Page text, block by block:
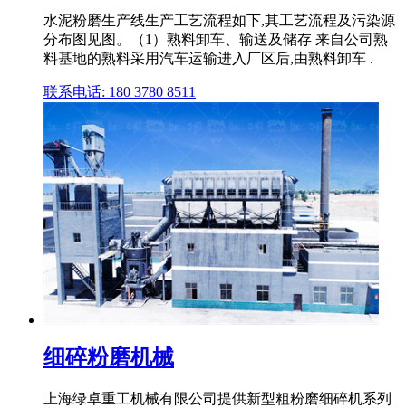
水泥粉磨生产线生产工艺流程如下,其工艺流程及污染源
分布图见图。（1）熟料卸车、输送及储存 来自公司熟
料基地的熟料采用汽车运输进入厂区后,由熟料卸车 .
联系电话: 180 3780 8511
细碎粉磨机械
上海绿卓重工机械有限公司提供新型粗粉磨细碎机系列